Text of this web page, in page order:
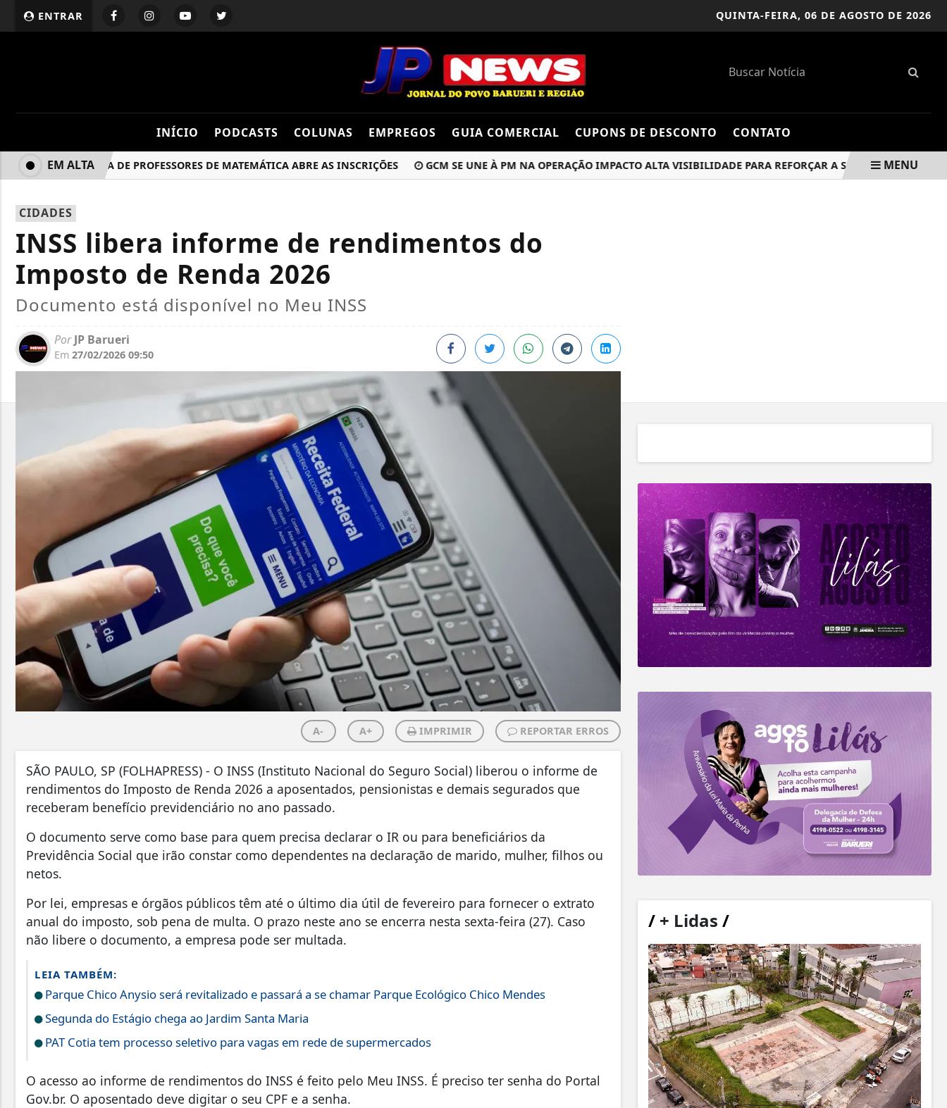
ENTRAR QUINTA-FEIRA, 06 DE AGOSTO DE 2026
INÍCIO PODCASTS COLUNAS EMPREGOS GUIA COMERCIAL CUPONS DE DESCONTO CONTATO
OLIMPÍADA DE PROFESSORES DE MATEMÁTICA ABRE AS INSCRIÇÕES GCM SE UNE À PM NA OPERAÇÃO IMPACTO ALTA VISIBILIDADE PARA REFORÇAR A SEGURANÇA EM BARUERI
EM ALTA MENU
CIDADES
INSS libera informe de rendimentos do
Imposto de Renda 2026
Documento está disponível no Meu INSS
PorJP Barueri
Em 27/02/2026 09:50
A- A+ IMPRIMIR REPORTAR ERROS
SÃO PAULO, SP (FOLHAPRESS) - O INSS (Instituto Nacional do Seguro Social) liberou o informe de
rendimentos do Imposto de Renda 2026 a aposentados, pensionistas e demais segurados que
receberam benefício previdenciário no ano passado.
O documento serve como base para quem precisa declarar o IR ou para beneficiários da
Previdência Social que irão constar como dependentes na declaração de marido, mulher, filhos ou
netos.
Por lei, empresas e órgãos públicos têm até o último dia útil de fevereiro para fornecer o extrato
anual do imposto, sob pena de multa. O prazo neste ano se encerra nesta sexta-feira (27). Caso
não libere o documento, a empresa pode ser multada.
LEIA TAMBÉM:
Parque Chico Anysio será revitalizado e passará a se chamar Parque Ecológico Chico Mendes
Segunda do Estágio chega ao Jardim Santa Maria
PAT Cotia tem processo seletivo para vagas em rede de supermercados
O acesso ao informe de rendimentos do INSS é feito pelo Meu INSS. É preciso ter senha do Portal
Gov.br. O aposentado deve digitar o seu CPF e a senha.
/+ Lidas /